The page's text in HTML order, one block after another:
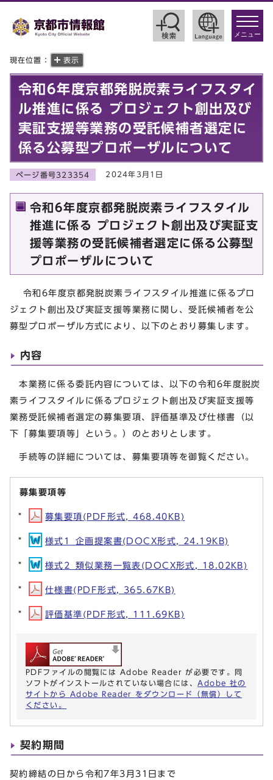
toggle
メニュー
現在位置： 表示
令和6年度京都発脱炭素ライフスタイ
ル推進に係る プロジェクト創出及び
実証支援等業務の受託候補者選定に
係る公募型プロポーザルについて
ページ番号323354 2024年3月1日
令和6年度京都発脱炭素ライフスタイル
推進に係る プロジェクト創出及び実証支
援等業務の受託候補者選定に係る公募型
プロポーザルについて
令和6年度京都発脱炭素ライフスタイル推進に係るプロ
ジェクト創出及び実証支援等業務に関し、受託候補者を公
募型プロポーザル方式により、以下のとおり募集します。
内容
本業務に係る委託内容については、以下の令和6年度脱炭
素ライフスタイルに係るプロジェクト創出及び実証支援等
業務受託候補者選定の募集要項、評価基準及び仕様書（以
下「募集要項等」という。）のとおりとします。
手続等の詳細については、募集要項等を御覧ください。
募集要項等
募集要項(PDF形式, 468.40KB)
様式1_企画提案書(DOCX形式, 24.19KB)
様式2_類似業務一覧表(DOCX形式, 18.02KB)
仕様書(PDF形式, 365.67KB)
評価基準(PDF形式, 111.69KB)
PDFファイルの閲覧には Adobe Reader が必要です。同
ソフトがインストールされていない場合には、 Adobe 社の
サイトから Adobe Reader をダウンロード（無償）して
ください。
契約期間
契約締結の日から令和7年3月31日まで